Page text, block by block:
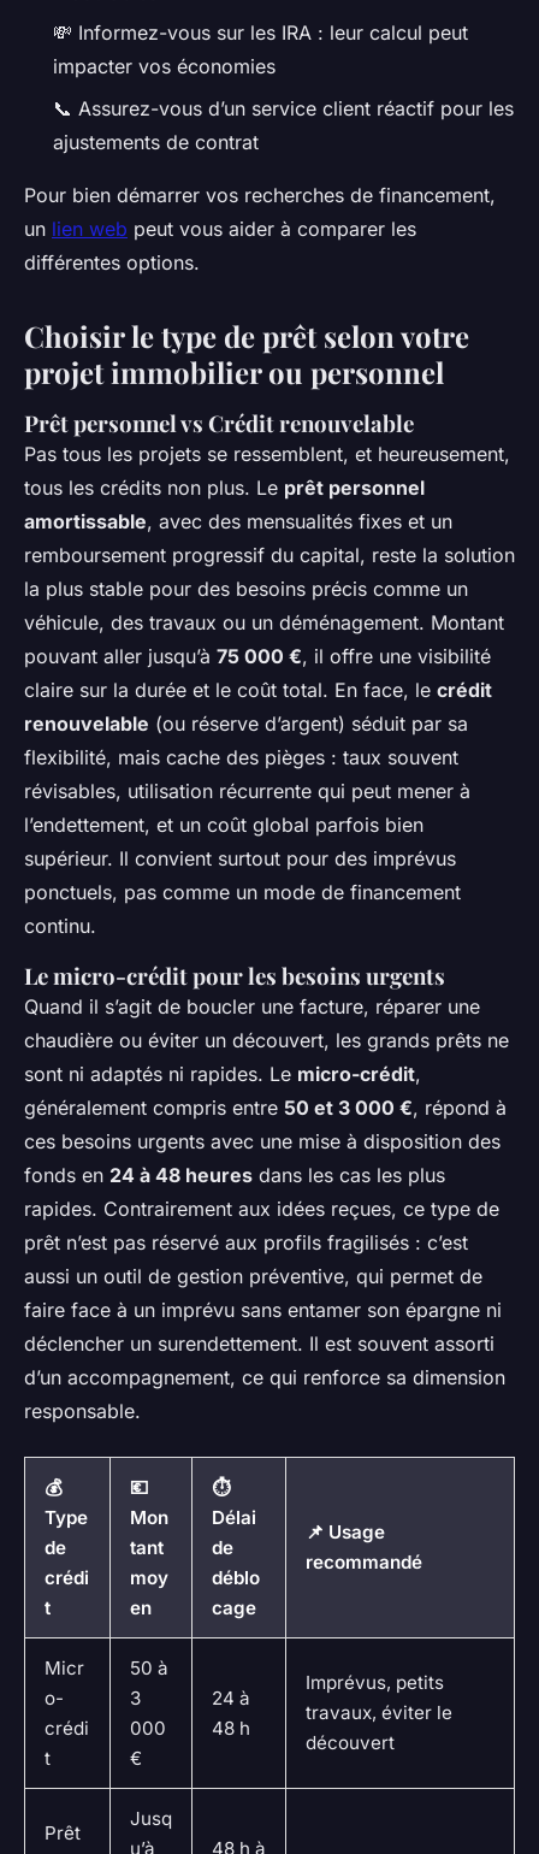
💸 Informez-vous sur les IRA : leur calcul peut
impacter vos économies
📞 Assurez-vous d’un service client réactif pour les
ajustements de contrat
Pour bien démarrer vos recherches de financement,
un lien web peut vous aider à comparer les
différentes options.
Choisir le type de prêt selon votre
projet immobilier ou personnel
Prêt personnel vs Crédit renouvelable
Pas tous les projets se ressemblent, et heureusement,
tous les crédits non plus. Le prêt personnel
amortissable, avec des mensualités fixes et un
remboursement progressif du capital, reste la solution
la plus stable pour des besoins précis comme un
véhicule, des travaux ou un déménagement. Montant
pouvant aller jusqu’à 75 000 €, il offre une visibilité
claire sur la durée et le coût total. En face, le crédit
renouvelable (ou réserve d’argent) séduit par sa
flexibilité, mais cache des pièges : taux souvent
révisables, utilisation récurrente qui peut mener à
l’endettement, et un coût global parfois bien
supérieur. Il convient surtout pour des imprévus
ponctuels, pas comme un mode de financement
continu.
Le micro-crédit pour les besoins urgents
Quand il s’agit de boucler une facture, réparer une
chaudière ou éviter un découvert, les grands prêts ne
sont ni adaptés ni rapides. Le micro-crédit,
généralement compris entre 50 et 3 000 €, répond à
ces besoins urgents avec une mise à disposition des
fonds en 24 à 48 heures dans les cas les plus
rapides. Contrairement aux idées reçues, ce type de
prêt n’est pas réservé aux profils fragilisés : c’est
aussi un outil de gestion préventive, qui permet de
faire face à un imprévu sans entamer son épargne ni
déclencher un surendettement. Il est souvent assorti
d’un accompagnement, ce qui renforce sa dimension
responsable.
💰
Type
de
crédi
t
💶
Mon
tant
moy
en
⏱
Délai
de
déblo
cage
📌 Usage
recommandé
Micr
o-
crédi
t
50 à
3
000
€
24 à
48 h
Imprévus, petits
travaux, éviter le
découvert
Prêt
Jusq
u’à
48 h à